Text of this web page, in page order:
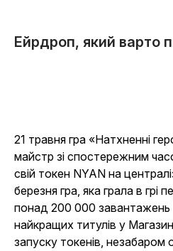
Ейрдроп, який варто
21 травня гра «Натхненні
майстр зі спостережним
свій токен NYAN на
березня гра, яка грала в грі
понад 200 000 завантажень
найкращих титулів у
запуску токенів, незабаром